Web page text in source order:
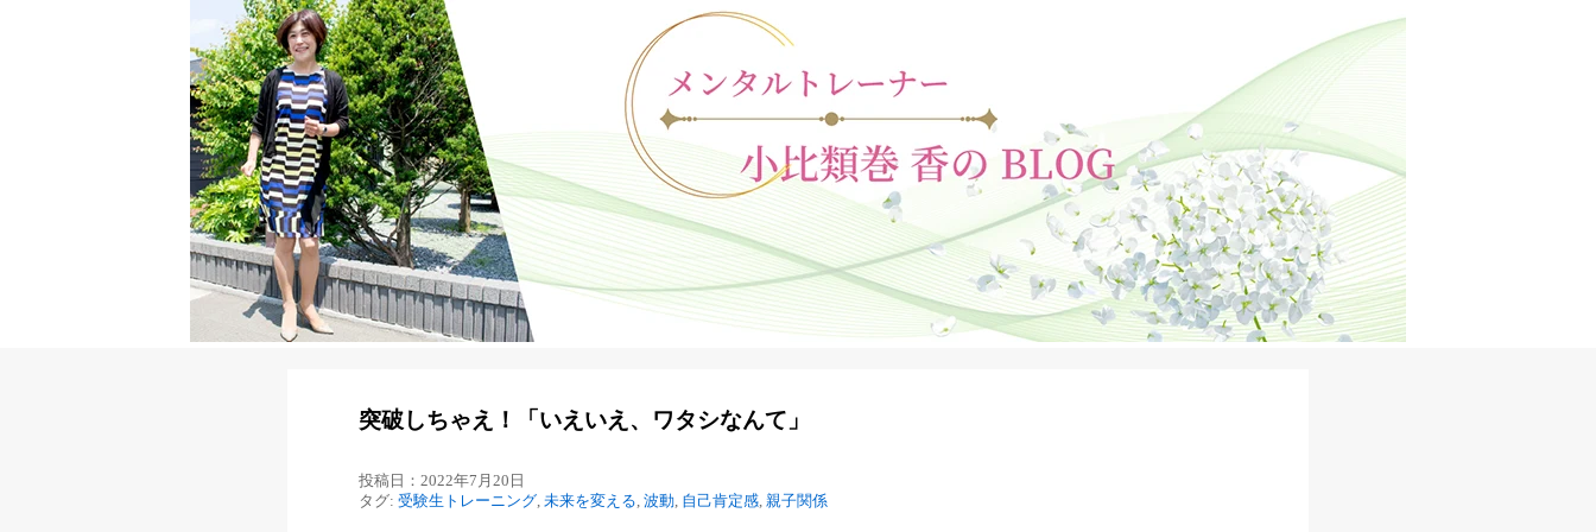
突破しちゃえ！「いえいえ、ワタシなんて」
投稿日：2022年7月20日
タグ: 受験生トレーニング, 未来を変える, 波動, 自己肯定感, 親子関係